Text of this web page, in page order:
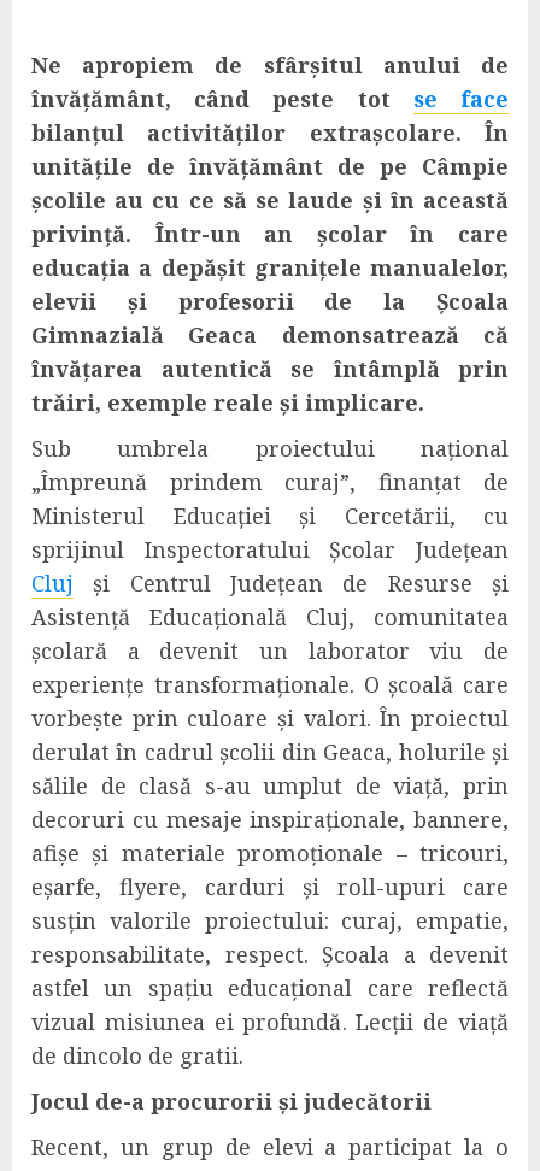
Ne apropiem de sfârșitul anului de
învățământ, când peste tot se face
bilanțul activităților extrașcolare. În
unitățile de învățământ de pe Câmpie
școlile au cu ce să se laude și în această
privință. Într-un an școlar în care
educația a depășit granițele manualelor,
elevii și profesorii de la Școala
Gimnazială Geaca demonsatrează că
învățarea autentică se întâmplă prin
trăiri, exemple reale și implicare.
Sub umbrela proiectului național
„Împreună prindem curaj”, finanțat de
Ministerul Educației și Cercetării, cu
sprijinul Inspectoratului Școlar Județean
Cluj și Centrul Județean de Resurse și
Asistență Educațională Cluj, comunitatea
școlară a devenit un laborator viu de
experiențe transformaționale. O școală care
vorbește prin culoare și valori. În proiectul
derulat în cadrul școlii din Geaca, holurile și
sălile de clasă s-au umplut de viață, prin
decoruri cu mesaje inspiraționale, bannere,
afișe și materiale promoționale – tricouri,
eșarfe, flyere, carduri și roll-upuri care
susțin valorile proiectului: curaj, empatie,
responsabilitate, respect. Școala a devenit
astfel un spațiu educațional care reflectă
vizual misiunea ei profundă. Lecții de viață
de dincolo de gratii.
Jocul de-a procurorii și judecătorii
Recent, un grup de elevi a participat la o